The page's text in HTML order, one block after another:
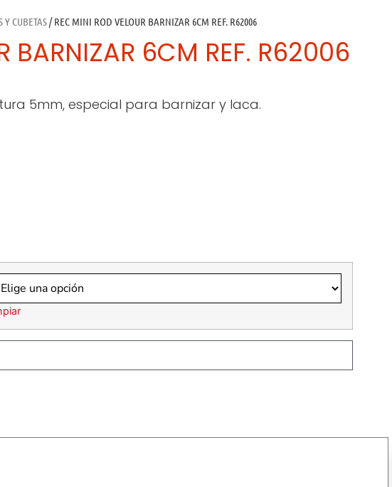
Y CUBETAS/ REC MINI ROD VELOUR BARNIZAR 6CM REF. R62006
BARNIZAR 6CM REF. R62006
5mm, especial para barnizar y laca.